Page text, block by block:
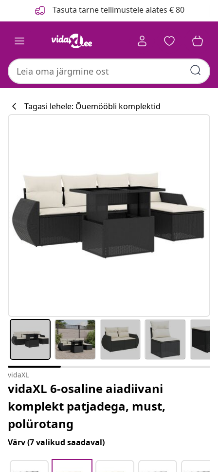
Tasuta tarne tellimustele alates € 80
#sharemevidaxl
Tagasi lehele: Õuemööbli komplektid
vidaXL
vidaXL 6-osaline aiadiivani
komplekt patjadega, must,
polürotang
Värv(7 valikud saadaval)